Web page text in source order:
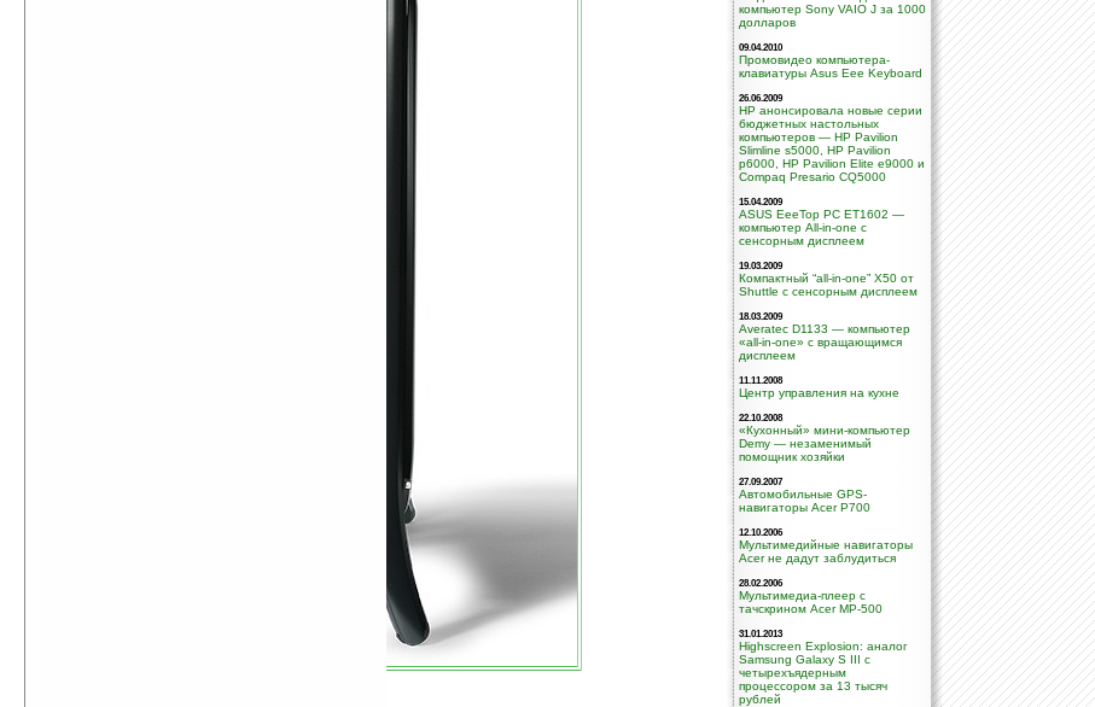
компьютер Sony VAIO J за 1000
долларов
09.04.2010
Промовидео компьютера-
клавиатуры Asus Eee Keyboard
26.06.2009
HP анонсировала новые серии
бюджетных настольных
компьютеров — HP Pavilion
Slimline s5000, HP Pavilion
p6000, HP Pavilion Elite e9000 и
Compaq Presario CQ5000
15.04.2009
ASUS EeeTop PC ET1602 —
компьютер All-in-one с
сенсорным дисплеем
19.03.2009
Компактный “all-in-one” X50 от
Shuttle с сенсорным дисплеем
18.03.2009
Averatec D1133 — компьютер
«all-in-one» с вращающимся
дисплеем
11.11.2008
Центр управления на кухне
22.10.2008
«Кухонный» мини-компьютер
Demy — незаменимый
помощник хозяйки
27.09.2007
Автомобильные GPS-
навигаторы Acer P700
12.10.2006
Мультимедийные навигаторы
Acer не дадут заблудиться
28.02.2006
Мультимедиа-плеер с
тачскрином Acer MP-500
31.01.2013
Highscreen Explosion: аналог
Samsung Galaxy S III с
четырехъядерным
процессором за 13 тысяч
рублей